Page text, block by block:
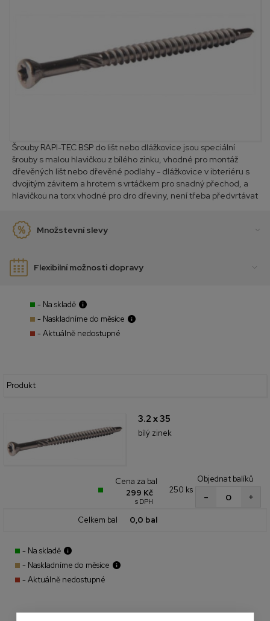
Šrouby RAPI-TEC BSP do lišt nebo dlážkovice jsou speciální
šrouby s malou hlavičkou z bílého zinku, vhodné pro montáž
dřevěných lišt nebo dřevěné podlahy - dlážkovice v ibteriéru s
dvojitým závitem a hrotem s vrtáčkem pro snadný přechod, a
hlavičkou na torx vhodné pro dro dřeviny, není třeba předvrtávat
Množstevní slevy
Flexibilní možnosti dopravy
- Na skladě
- Naskladníme do měsíce
- Aktuálně nedostupné
Produkt
3.2 x 35
bílý zinek
Cena za bal
299 Kč
s DPH
250 ks
Objednat balíků
+
-
Celkem bal 0,0 bal
- Na skladě
- Naskladníme do měsíce
- Aktuálně nedostupné